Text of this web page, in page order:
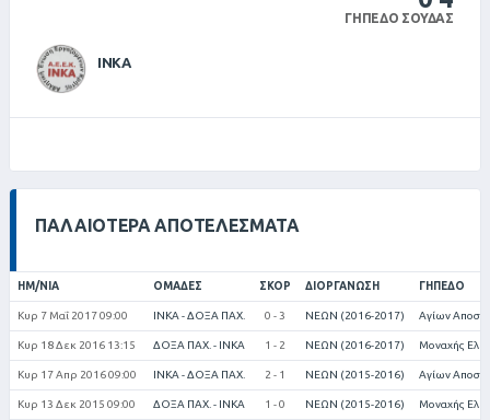
ΓΉΠΕΔΟ ΣΟΎΔΑΣ
ΙΝΚΑ
ΠΑΛΑΙΌΤΕΡΑ ΑΠΟΤΕΛΈΣΜΑΤΑ
ΗΜ/ΝΊΑ ΟΜΆΔΕΣ ΣΚΟΡ ΔΙΟΡΓΆΝΩΣΗ ΓΉΠΕΔΟ
Κυρ 7 Μαΐ 2017 09:00 ΙΝΚΑ - ΔΟΞΑ ΠΑΧ. 0 - 3 ΝΕΩΝ (2016-2017) Αγίων
Κυρ 18 Δεκ 2016 13:15 ΔΟΞΑ ΠΑΧ. - ΙΝΚΑ 1 - 2 ΝΕΩΝ (2016-2017) Μοναχής
Κυρ 17 Απρ 2016 09:00 ΙΝΚΑ - ΔΟΞΑ ΠΑΧ. 2 - 1 ΝΕΩΝ (2015-2016) Αγίων
Κυρ 13 Δεκ 2015 09:00 ΔΟΞΑ ΠΑΧ. - ΙΝΚΑ 1 - 0 ΝΕΩΝ (2015-2016) Μοναχής